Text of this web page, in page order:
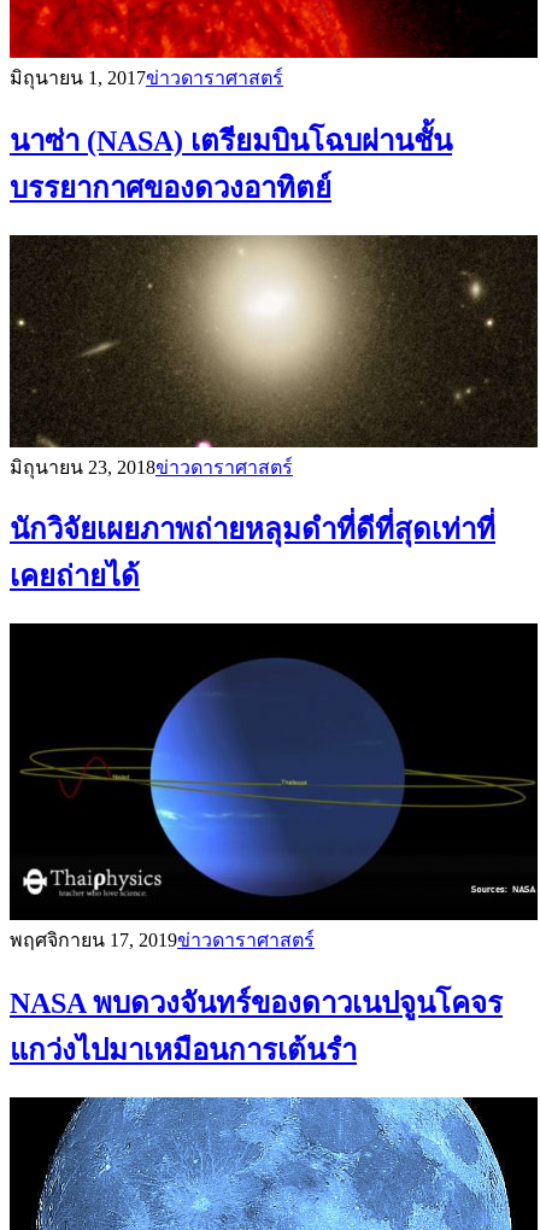
มิถุนายน 1, 2017ข่าวดาราศาสตร์
นาซ่า (NASA) เตรียมบินโฉบผ่านชั้น
บรรยากาศของดวงอาทิตย์
มิถุนายน 23, 2018ข่าวดาราศาสตร์
นักวิจัยเผยภาพถ่ายหลุมดำที่ดีที่สุดเท่าที่
เคยถ่ายได้
พฤศจิกายน 17, 2019ข่าวดาราศาสตร์
NASA พบดวงจันทร์ของดาวเนปจูนโคจร
แกว่งไปมาเหมือนการเต้นรำ